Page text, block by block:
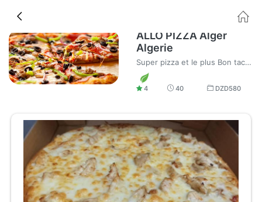
ALLO PIZZA Alger
Algerie
Super pizza et le plus Bon tacos au monde
4 40 DZD580